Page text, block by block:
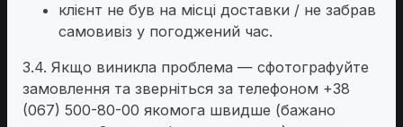
клієнт не був на місці доставки / не забрав
самовивіз у погоджений час.
3.4. Якщо виникла проблема — сфотографуйте
замовлення та зверніться за телефоном +38
(067) 500-80-00 якомога швидше (бажано